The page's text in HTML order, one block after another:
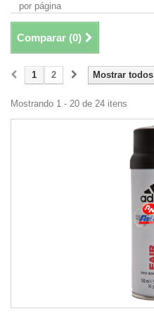
por página
Comparar (0)
Mostrar todos
1 2
Mostrando 1 - 20 de 24 itens